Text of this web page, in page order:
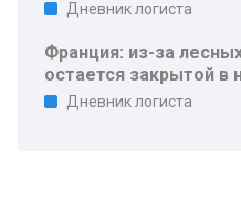
Дневник логиста
Франция: из-за
остается закрытой в
Дневник логиста